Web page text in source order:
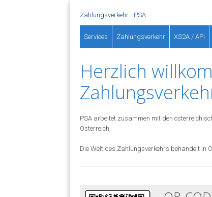
Zahlungsverkehr - PSA
Services Zahlungsverkehr XS2A / API
Herzlich
PSA arbeitet zusammen mit den
Österreich.
Die Welt des Zahlungsverkehrs behandelt in